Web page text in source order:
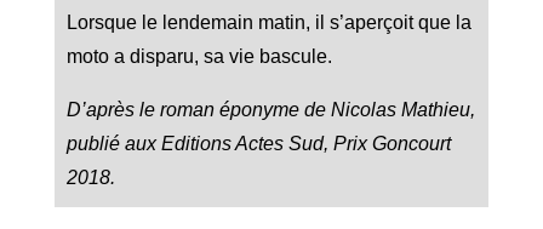
Lorsque le lendemain matin, il s’aperçoit que la
moto a disparu, sa vie bascule.
D’après le roman éponyme de Nicolas Mathieu,
publié aux Editions Actes Sud, Prix Goncourt
2018.